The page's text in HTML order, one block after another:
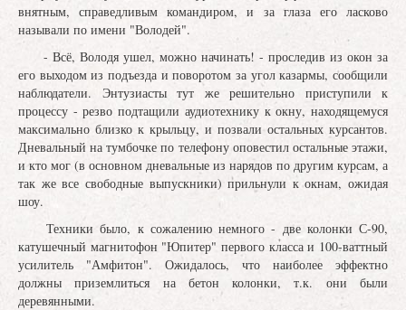
внятным, справедливым командиром, и за глаза его ласково
называли по имени "Володей".
- Всё, Володя ушел, можно начинать! - проследив из окон за
его выходом из подъезда и поворотом за угол казармы, сообщили
наблюдатели. Энтузиасты тут же решительно приступили к
процессу - резво подтащили аудиотехнику к окну, находящемуся
максимально близко к крыльцу, и позвали остальных курсантов.
Дневальный на тумбочке по телефону оповестил остальные этажи,
и кто мог (в основном дневальные из нарядов по другим курсам, а
так же все свободные выпускники) прильнули к окнам, ожидая
шоу.
Техники было, к сожалению немного - две колонки С-90,
катушечный магнитофон "Юпитер" первого класса и 100-ваттный
усилитель "Амфитон". Ожидалось, что наиболее эффектно
должны приземлиться на бетон колонки, т.к. они были
деревянными.